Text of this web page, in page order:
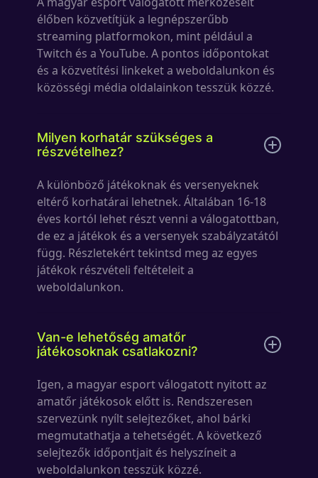
élőben közvetítjük a legnépszerűbb
streaming platformokon, mint például a
Twitch és a YouTube. A pontos időpontokat
és a közvetítési linkeket a weboldalunkon és
közösségi média oldalainkon tesszük közzé.
Milyen korhatár szükséges a
részvételhez?
A különböző játékoknak és versenyeknek
eltérő korhatárai lehetnek. Általában 16-18
éves kortól lehet részt venni a válogatottban,
de ez a játékok és a versenyek szabályzatától
függ. Részletekért tekintsd meg az egyes
játékok részvételi feltételeit a
weboldalunkon.
Van-e lehetőség amatőr
játékosoknak csatlakozni?
Igen, a magyar esport válogatott nyitott az
amatőr játékosok előtt is. Rendszeresen
szervezünk nyílt selejtezőket, ahol bárki
megmutathatja a tehetségét. A következő
selejtezők időpontjait és helyszíneit a
weboldalunkon tesszük közzé.